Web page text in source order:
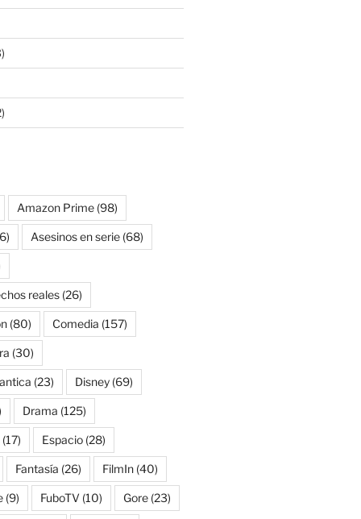
Amazon Prime(98)
Asesinos en serie(68)
reales(26)
(80) Comedia (157)
(30)
(23) Disney(69)
Drama (125)
(17) Espacio(28)
Fantasía (26) FilmIn(40)
(9) FuboTV (10) Gore(23)